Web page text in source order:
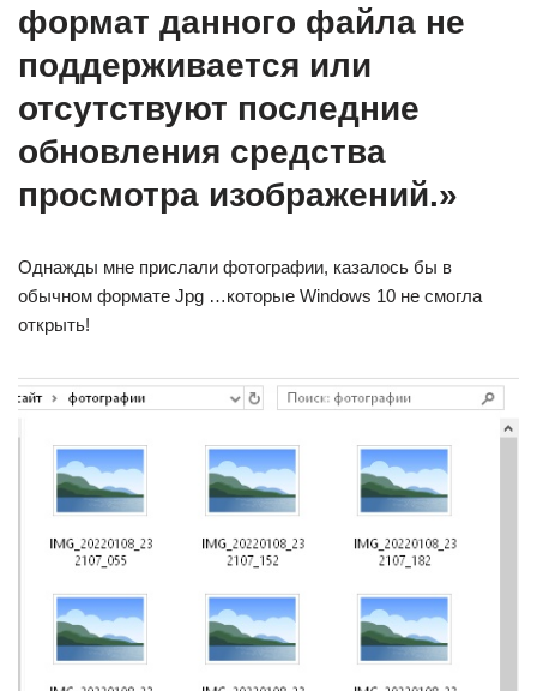
формат данного файла не
поддерживается или
отсутствуют последние
обновления средства
просмотра изображений.»
Однажды мне прислали фотографии, казалось бы в
обычном формате Jpg …которые Windows 10 не смогла
открыть!